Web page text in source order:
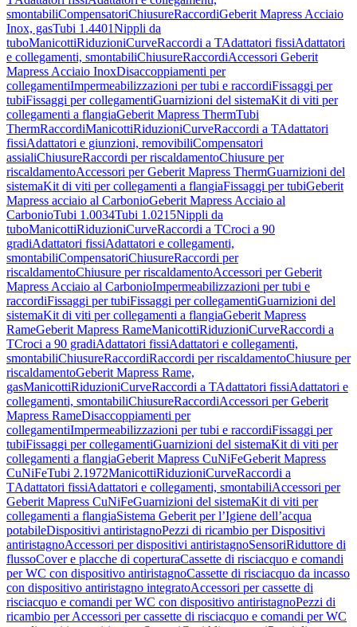
smontabiliCompensatoriChiusureRaccordiGeberit Mapress Acciaio
Inox, gasTubi 1.4401Nippli da
tuboManicottiRiduzioniCurveRaccordi a TAdattatori fissiAdattatori
e collegamenti, smontabiliChiusureRaccordiAccessori Geberit
Mapress Acciaio InoxDisaccoppiamenti per
collegamentiImpermeabilizzazioni per tubi e raccordiFissaggi per
tubiFissaggi per collegamentiGuarnizioni del sistemaKit di viti per
collegamenti a flangiaGeberit Mapress ThermTubi
ThermRaccordiManicottiRiduzioniCurveRaccordi a TAdattatori
fissiAdattatori e giunzioni, removibiliCompensatori
assialiChiusureRaccordi per riscaldamentoChiusure per
riscaldamentoAccessori per Geberit Mapress ThermGuarnizioni del
sistemaKit di viti per collegamenti a flangiaFissaggi per tubiGeberit
Mapress acciaio al CarbonioGeberit Mapress Acciaio al
CarbonioTubi 1.0034Tubi 1.0215Nippli da
tuboManicottiRiduzioniCurveRaccordi a TCroci a 90
gradiAdattatori fissiAdattatori e collegamenti,
smontabiliCompensatoriChiusureRaccordi per
riscaldamentoChiusure per riscaldamentoAccessori per Geberit
Mapress Acciaio al CarbonioImpermeabilizzazioni per tubi e
raccordiFissaggi per tubiFissaggi per collegamentiGuarnizioni del
sistemaKit di viti per collegamenti a flangiaGeberit Mapress
RameGeberit Mapress RameManicottiRiduzioniCurveRaccordi a
TCroci a 90 gradiAdattatori fissiAdattatori e collegamenti,
smontabiliChiusureRaccordiRaccordi per riscaldamentoChiusure per
riscaldamentoGeberit Mapress Rame,
gasManicottiRiduzioniCurveRaccordi a TAdattatori fissiAdattatori e
collegamenti, smontabiliChiusureRaccordiAccessori per Geberit
Mapress RameDisaccoppiamenti per
collegamentiImpermeabilizzazioni per tubi e raccordiFissaggi per
tubiFissaggi per collegamentiGuarnizioni del sistemaKit di viti per
collegamenti a flangiaGeberit Mapress CuNiFeGeberit Mapress
CuNiFeTubi 2.1972ManicottiRiduzioniCurveRaccordi a
TAdattatori fissiAdattatori e collegamenti, smontabiliAccessori per
Geberit Mapress CuNiFeGuarnizioni del sistemaKit di viti per
collegamenti a flangiaSistema Geberit per l’Igiene dell’acqua
potabileDispositivi antiristagnoPezzi di ricambio per Dispositivi
antiristagnoAccessori per dispositivi antiristagnoSensoriRiduttore di
flussoCover e placche di coperturaCassette di risciacquo e comandi
per WC con dispositivo antiristagnoCassette di risciacquo da incasso
con dispositivo antiristagno integratoAccessori per cassette di
risciacquo e comandi per WC con dispositivo antiristagnoPezzi di
ricambio per Accessori per cassette di risciacquo e comandi per WC